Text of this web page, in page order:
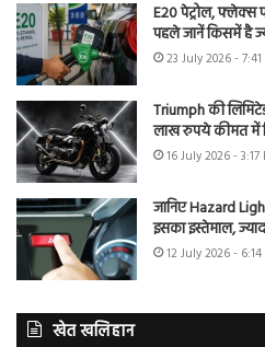
E20 पेट्रोल, फ्लेक्स
पहले जानें किसमें है
23 July 2026 - 7:41
Triumph की
लाख रुपये कीमत में
16 July 2026 - 3:17
जानिए Hazard
इसका इस्तेमाल,
12 July 2026 - 6:14
खेत खलिहान